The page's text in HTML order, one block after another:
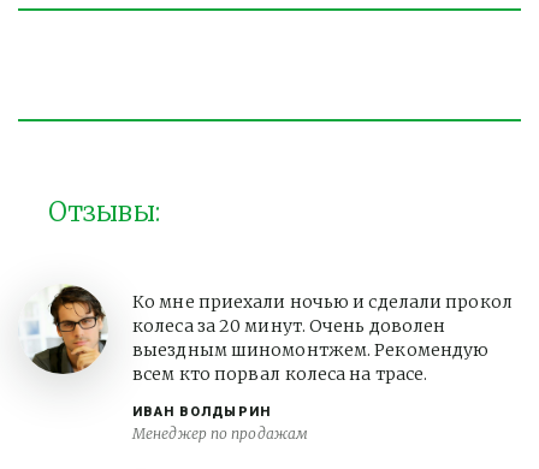
Отзывы:
ИВАН ВОЛДЫРИН
Менеджер по продажам
Ко мне приехали ночью и сделали прокол
колеса за 20 минут. Очень доволен
выездным шиномонтжем. Рекомендую
всем кто порвал колеса на трасе.